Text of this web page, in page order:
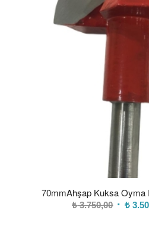
70mmAhşap Kuksa Oyma
₺3.750,00 Orijinal
₺